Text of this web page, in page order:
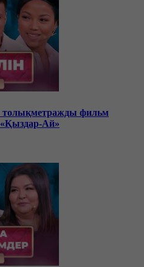
толықметражды фильм
Ай»